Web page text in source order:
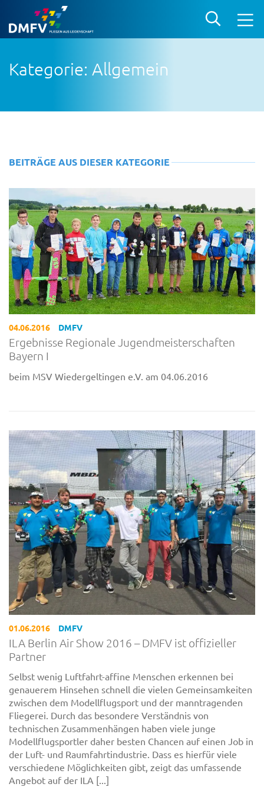
Kategorie: Allgemein
BEITRÄGE AUS DIESER KATEGORIE
04.06.2016 DMFV
Ergebnisse Regionale Jugendmeisterschaften
Bayern I
beim MSV Wiedergeltingen e.V. am 04.06.2016
01.06.2016 DMFV
ILA Berlin Air Show 2016 – DMFV ist offizieller
Partner
Selbst wenig Luftfahrt-affine Menschen erkennen bei
genauerem Hinsehen schnell die vielen Gemeinsamkeiten
zwischen dem Modellflugsport und der manntragenden
Fliegerei. Durch das besondere Verständnis von
technischen Zusammenhängen haben viele junge
Modellflugsportler daher besten Chancen auf einen Job in
der Luft- und Raumfahrtindustrie. Dass es hierfür viele
verschiedene Möglichkeiten gibt, zeigt das umfassende
Angebot auf der ILA [...]